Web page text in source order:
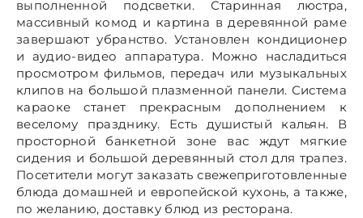
выполненной подсветки. Старинная люстра,
массивный комод и картина в деревянной раме
завершают убранство. Установлен кондиционер
и аудио-видео аппаратура. Можно насладиться
просмотром фильмов, передач или музыкальных
клипов на большой плазменной панели. Система
караоке станет прекрасным дополнением к
веселому празднику. Есть душистый кальян. В
просторной банкетной зоне вас ждут мягкие
сидения и большой деревянный стол для трапез.
Посетители могут заказать свежеприготовленные
блюда домашней и европейской кухонь, а также,
по желанию, доставку блюд из ресторана.